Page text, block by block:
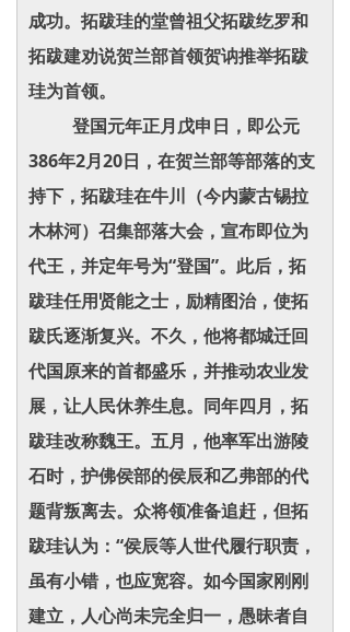
成功。拓跋珪的堂曾祖父拓跋纥罗和
拓跋建劝说贺兰部首领贺讷推举拓跋
珪为首领。
登国元年正月戊申日，即公元
386年2月20日，在贺兰部等部落的支
持下，拓跋珪在牛川（今内蒙古锡拉
木林河）召集部落大会，宣布即位为
代王，并定年号为“登国”。此后，拓
跋珪任用贤能之士，励精图治，使拓
跋氏逐渐复兴。不久，他将都城迁回
代国原来的首都盛乐，并推动农业发
展，让人民休养生息。同年四月，拓
跋珪改称魏王。五月，他率军出游陵
石时，护佛侯部的侯辰和乙弗部的代
题背叛离去。众将领准备追赶，但拓
跋珪认为：“侯辰等人世代履行职责，
虽有小错，也应宽容。如今国家刚刚
建立，人心尚未完全归一，愚昧者自